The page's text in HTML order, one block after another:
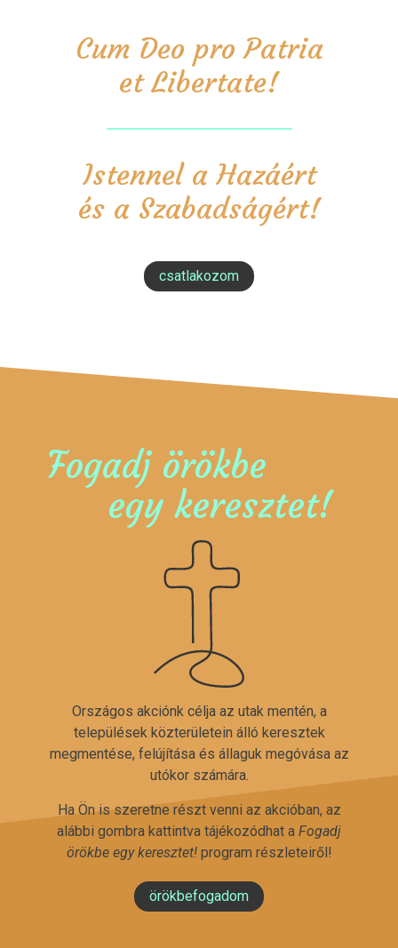
Cum Deo pro Patria
et Libertate!
Istennel a Hazáért
és a Szabadságért!
csatlakozom
Fogadj örökbe
egy keresztet!
Országos akciónk célja az utak mentén, a
települések közterületein álló keresztek
megmentése, felújítása és állaguk megóvása az
utókor számára.
Ha Ön is szeretne részt venni az akcióban, az
alábbi gombra kattintva tájékozódhat a Fogadj
örökbe egy keresztet!program részleteiről!
örökbefogadom